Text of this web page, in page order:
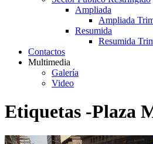
Ampliada
Ampliada
Resumida
Resumida
Contactos
Multimedia
Galería
Video
Etiquetas -Plaza